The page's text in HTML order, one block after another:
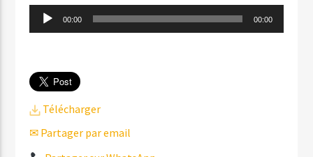
Lecteur
audio
00:00 00:00
Télécharger
✉ Partager par email